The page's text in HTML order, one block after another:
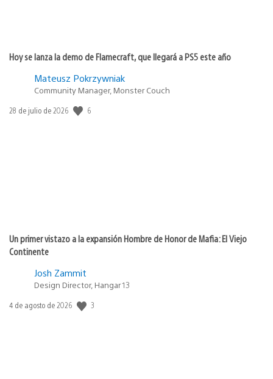
Hoy se lanza la demo de Flamecraft, que llegará a PS5 este año
Mateusz Pokrzywniak
Community Manager, Monster Couch
Fecha
28 de julio de 2026 6
Un primer vistazo a la expansión Hombre de Honor de Mafia: El Viejo
Continente
Josh Zammit
Design Director, Hangar 13
Fecha
4 de agosto de 2026 3